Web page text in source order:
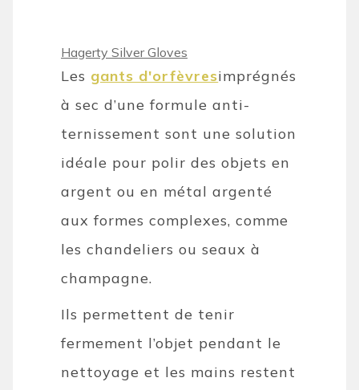
Hagerty Silver Gloves
Les gants d'orfèvresimprégnés
à sec d’une formule anti-
ternissement sont une solution
idéale pour polir des objets en
argent ou en métal argenté
aux formes complexes, comme
les chandeliers ou seaux à
champagne.
Ils permettent de tenir
fermement l’objet pendant le
nettoyage et les mains restent